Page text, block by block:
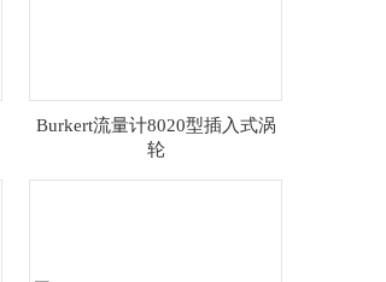
Burkert流量计8020型插入式涡
轮